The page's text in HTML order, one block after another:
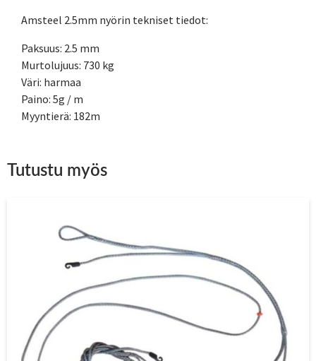
Amsteel 2.5mm nyörin tekniset tiedot:
Paksuus: 2.5 mm
Murtolujuus: 730 kg
Väri: harmaa
Paino: 5g / m
Myyntierä: 182m
Tutustu myös